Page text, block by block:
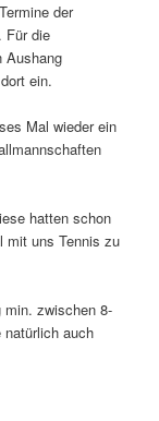
der
Für die
Aushang
ein.
Mal wieder ein
hatten schon
mit uns Tennis zu
min. zwischen 8-
natürlich auch